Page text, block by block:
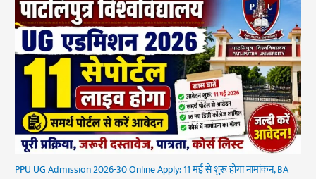
PPU UG Admission 2026-30 Online Apply: 11 मई से शुरू होगा नामांकन, BA